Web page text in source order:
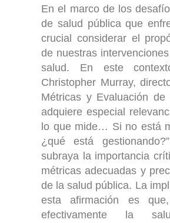
En el marco de los
de salud pública que
crucial considerar el
de nuestras
salud. En este
Christopher Murray,
Métricas y Evaluación de
adquiere especial
lo que mide… Si no está
¿qué está
subraya la importancia
métricas adecuadas y
de la salud pública. La
esta afirmación es
efectivamente la